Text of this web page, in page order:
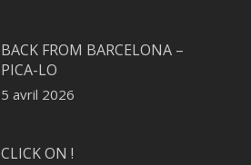
BACK FROM BARCELONA –
PICA-LO
5 avril 2026
CLICK ON !